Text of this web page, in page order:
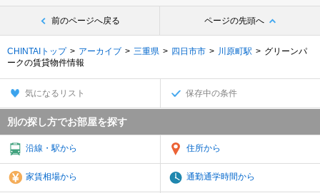
前のページへ戻る ページの先頭へ
CHINTAIトップ アーカイブ 三重県 四日市市 川原町駅
グリーンパ
ークの賃貸物件情報
気になるリスト 保存中の条件
別の探し方でお部屋を探す
沿線・駅から 住所から
家賃相場から 通勤通学時間から